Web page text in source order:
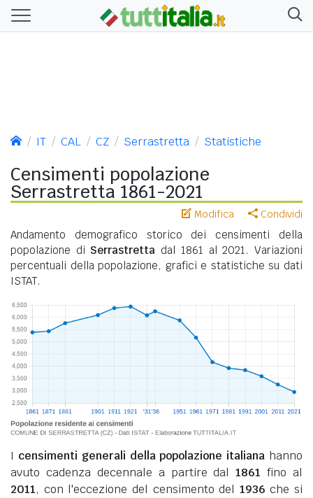
IT CAL CZ Serrastretta Statistiche
Censimenti popolazione
Serrastretta 1861-2021
Modifica Condividi
Andamento demografico storico dei censimenti della
popolazione di Serrastretta dal 1861 al 2021. Variazioni
percentuali della popolazione, grafici e statistiche su dati
ISTAT.
I censimenti generali della popolazione italiana hanno
avuto cadenza decennale a partire dal1861 fino al
2011, con l'eccezione del censimento del 1936 che si